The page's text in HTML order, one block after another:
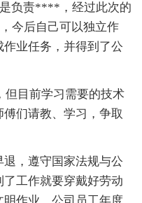
负责****，经过此次的
今后自己可以独立作
业任务，并得到了公
目前学习需要的技术
们请教、学习，争取
，遵守国家法规与公
工作就要穿戴好劳动